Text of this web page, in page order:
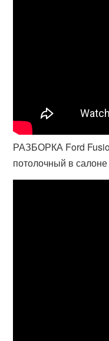
РАЗБОРКА Ford
потолочный в салоне